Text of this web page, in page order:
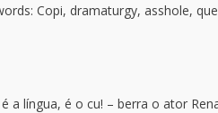
Copi, dramaturgy, asshole,
a língua, é o cu! – berra o ator